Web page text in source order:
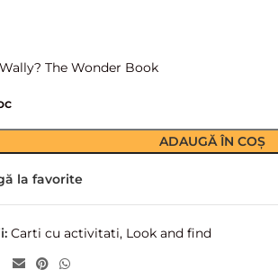
The Wonder Book
ADAUGĂ ÎN COȘ
la favorite
Carti cu activitati, Look and find